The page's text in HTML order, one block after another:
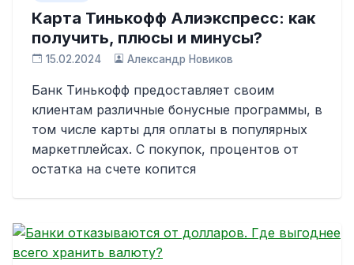
Карта Тинькофф Алиэкспресс: как
получить, плюсы и минусы?
15.02.2024 Александр Новиков
Банк Тинькофф предоставляет своим
клиентам различные бонусные программы, в
том числе карты для оплаты в популярных
маркетплейсах. С покупок, процентов от
остатка на счете копится